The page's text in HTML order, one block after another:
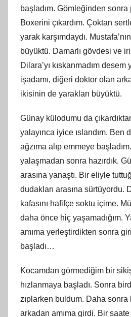
başladım. Gömleğinden
Boxerini çıkardım. Çoktan
yarak karşımdaydı.
büyüktü. Damarlı gövdesi ve iri
Dilara’yı kıskanmadım
işadamı, diğeri doktor olan
ikisinin de yarakları büyüktü.
Günay külodumu da
yalayınca iyice ıslandım. Ben
ağzıma alıp emmeye
yalaşmadan sonra hazırdık.
arasına yanaştı. Bir eliyle
dudakları arasına sürtüyordu.
kafasını hafifçe soktu içime.
daha önce hiç yaşamadığım.
amıma yerleştirdikten sonra
başladı…
Kocamdan görmediğim bir
hızlanmaya başladı. Sonra
zıplarken buldum. Daha sonra
arkadan amıma girdi. Bir